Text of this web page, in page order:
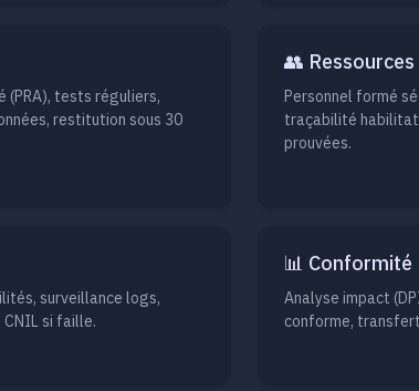
(PRA), tests réguliers,
restitution sous 30
👥
Personnel formé
traçabilité
prouvées.
surveillance logs,
si faille.
📊 Conformité
Analyse impact
conforme,